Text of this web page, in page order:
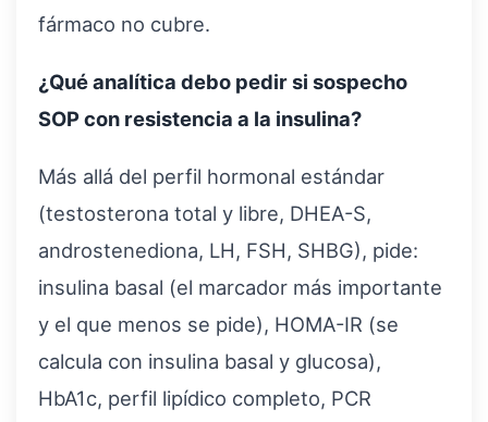
fármaco no cubre.
¿Qué analítica debo pedir si sospecho
SOP con resistencia a la insulina?
Más allá del perfil hormonal estándar
(testosterona total y libre, DHEA-S,
androstenediona, LH, FSH, SHBG), pide:
insulina basal (el marcador más importante
y el que menos se pide), HOMA-IR (se
calcula con insulina basal y glucosa),
HbA1c, perfil lipídico completo, PCR